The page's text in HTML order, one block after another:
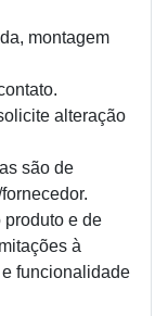
montagem
alteração
são de
produto e de
à
funcionalidade